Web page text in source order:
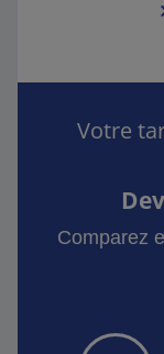
Votre
Comparez